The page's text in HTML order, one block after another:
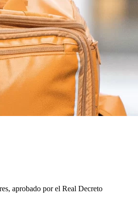
aprobado por el Real Decreto